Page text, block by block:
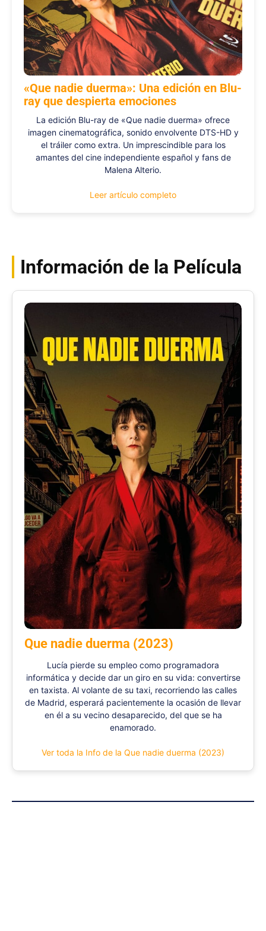
«Que nadie duerma»: Una edición en Blu-
ray que despierta emociones
La edición Blu-ray de «Que nadie duerma» ofrece
imagen cinematográfica, sonido envolvente DTS-HD y
el tráiler como extra. Un imprescindible para los
amantes del cine independiente español y fans de
Malena Alterio.
Leer artículo completo
Información de la Película
Que nadie duerma (2023)
Lucía pierde su empleo como programadora
informática y decide dar un giro en su vida: convertirse
en taxista. Al volante de su taxi, recorriendo las calles
de Madrid, esperará pacientemente la ocasión de llevar
en él a su vecino desaparecido, del que se ha
enamorado.
Ver toda la Info de la Que nadie duerma (2023)